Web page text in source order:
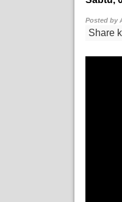
Posted by
Share